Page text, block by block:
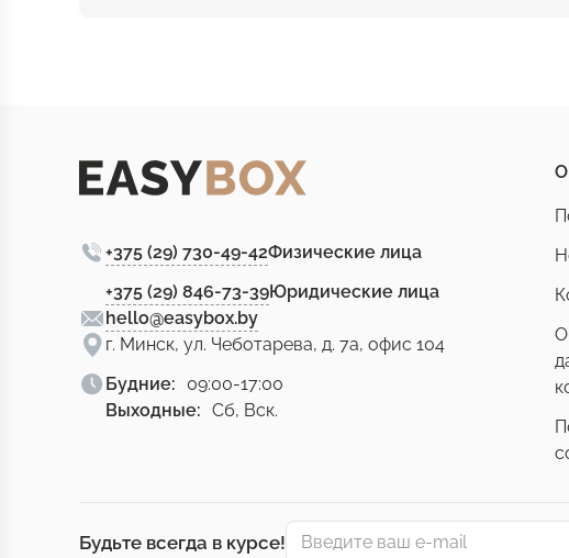
+375 (29) 730-49-42Физические лица
+375 (29) 846-73-39Юридические лица
hello@easybox.by
г. Минск, ул. Чеботарева, д. 7а, офис 104
Будние:
09:00-17:00
Выходные: Сб, Вск.
Будьте всегда в курсе!